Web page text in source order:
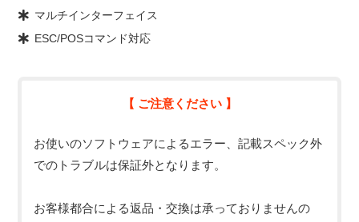
マルチインターフェイス
ESC/POSコマンド対応
【 ご注意ください 】
お使いのソフトウェアによるエラー、記載スペック外
でのトラブルは保証外となります。
お客様都合による返品・交換は承っておりませんの